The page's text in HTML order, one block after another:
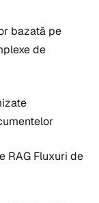
bazată pe
de
RAG Fluxuri de